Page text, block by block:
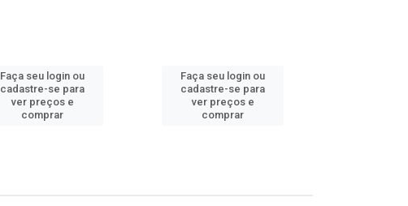
Faça seu login ou
cadastre-se para
ver preços e
comprar
Faça seu login ou
cadastre-se para
ver preços e
comprar